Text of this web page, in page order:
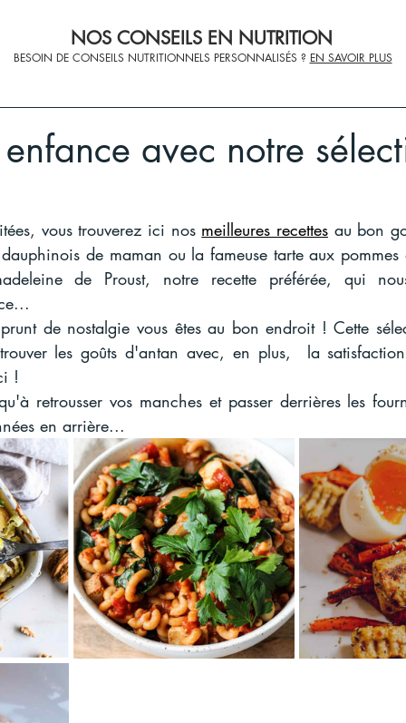
avec notre
vous trouverez ici nos meilleures recettes au bon
de maman ou la fameuse tarte aux pommes
de Proust, notre recette préférée, qui
de nostalgie vous êtes au bon endroit ! Cette
les goûts d'antan avec, en plus,  la
!
retrousser vos manches et passer derrières les
en arrière...
NOS CONSEILS EN NUTRITION
BESOIN DE CONSEILS NUTRITIONNELS PERSONNALISÉS ? EN SAVOIR PLUS